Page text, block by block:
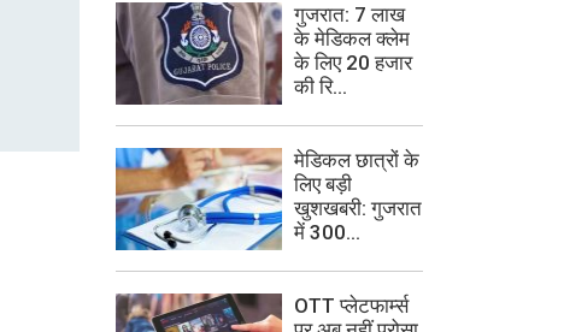
गुजरात: 7 लाख
के मेडिकल क्लेम
के लिए 20 हजार
की रि...
मेडिकल छात्रों के
लिए बड़ी
खुशखबरी: गुजरात
में 300...
OTT प्लेटफार्म्स